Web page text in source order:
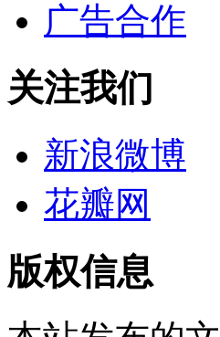
广告合作
关注我们
新浪微博
花瓣网
版权信息